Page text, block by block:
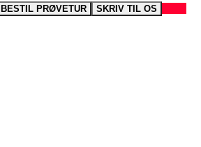
BESTIL PRØVETUR SKRIV TIL OS